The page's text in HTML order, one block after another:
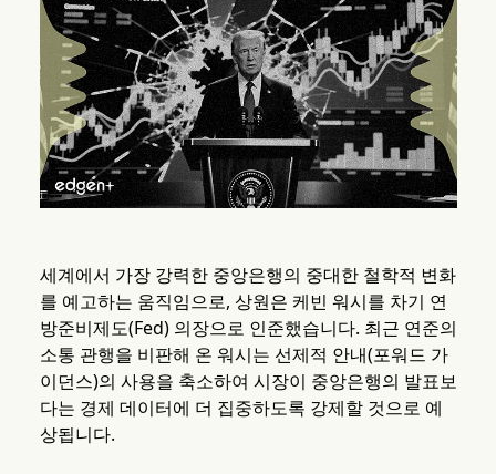
세계에서 가장 강력한 중앙은행의 중대한 철학적 변화
를 예고하는 움직임으로, 상원은 케빈 워시를 차기 연
방준비제도(Fed) 의장으로 인준했습니다. 최근 연준의
소통 관행을 비판해 온 워시는 선제적 안내(포워드 가
이던스)의 사용을 축소하여 시장이 중앙은행의 발표보
다는 경제 데이터에 더 집중하도록 강제할 것으로 예
상됩니다.